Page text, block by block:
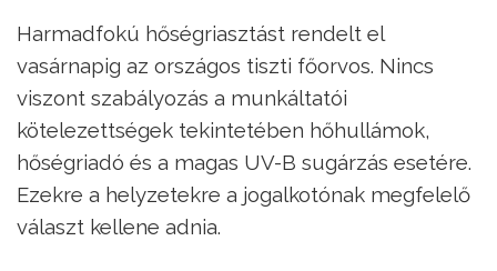
Harmadfokú hőségriasztást rendelt el
vasárnapig az országos tiszti főorvos. Nincs
viszont szabályozás a munkáltatói
kötelezettségek tekintetében hőhullámok,
hőségriadó és a magas UV-B sugárzás esetére.
Ezekre a helyzetekre a jogalkotónak megfelelő
választ kellene adnia.